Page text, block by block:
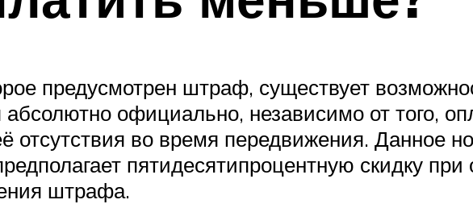
предусмотрен штраф, существует
абсолютно официально, независимо от того,
отсутствия во время передвижения. Данное
пятидесятипроцентную скидку
штрафа.